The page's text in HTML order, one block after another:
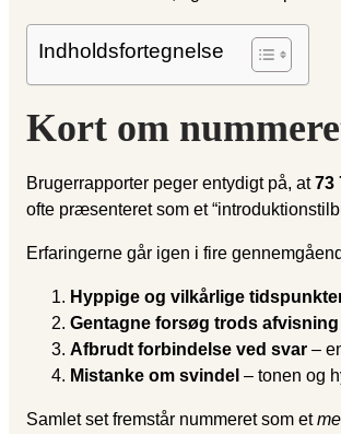
Indholdsfortegnelse
Kort om
Brugerrapporter peger entydigt på, at73
ofte præsenteret som et
Erfaringerne går igen i fire
Hyppige og vilkårlige
Gentagne forsøg trods afvisning
Afbrudt forbindelse ved svar –
Mistanke om svindel – tonen og
Samlet set fremstår nummeret som et